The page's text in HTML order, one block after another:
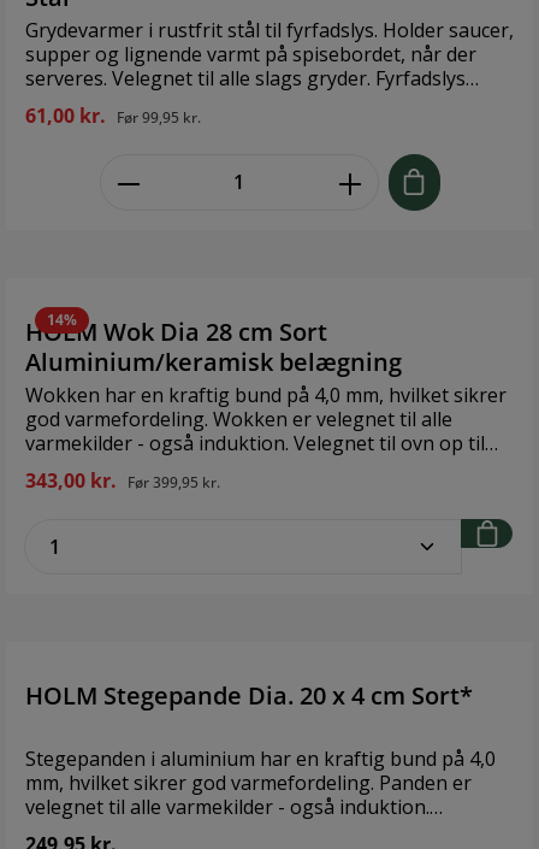
Grydevarmer i rustfrit stål til fyrfadslys. Holder saucer,
supper og lignende varmt på spisebordet, når der
serveres. Velegnet til alle slags gryder. Fyrfadslys
medfølger ikke. Design: Funktion Størrelse: Dia. 16,5 x
6 cm Materiale: Stål
61,00 kr. Før99,95 kr.
14%
HOLM Wok Dia 28 cm Sort
Aluminium/keramisk belægning
Wokken har en kraftig bund på 4,0 mm, hvilket sikrer
god varmefordeling. Wokken er velegnet til alle
varmekilder - også induktion. Velegnet til ovn op til
200 grader - bemærk dog at grebet bliver varmt.
Indvendig har wokken en 2-lags keramisk belægning,
sikrer let rengøring. Alle typer køkkenredskaber kan
343,00 kr. Før399,95 kr.
HOLM Stegepande Dia. 20 x 4 cm Sort*
Stegepanden i aluminium har en kraftig bund på 4,0
mm, hvilket sikrer god varmefordeling. Panden er
velegnet til alle varmekilder - også induktion.
Velegnet til ovn op til 200 grader - bemærk dog at